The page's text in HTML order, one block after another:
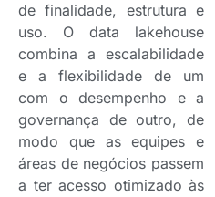
de finalidade, estrutura e
uso. O data lakehouse
combina a escalabilidade
e a flexibilidade de um
com o desempenho e a
governança de outro, de
modo que as equipes e
áreas de negócios passem
a ter acesso otimizado às